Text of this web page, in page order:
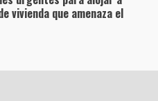
vivienda que amenaza el